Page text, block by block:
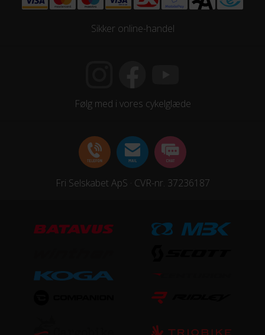
Geartype
Samlet antal gear
Dæk
KOMPONENTER
Sikker online-handel
Følg med i vores cykelglæde
Fri Selskabet ApS · CVR-nr. 37236187